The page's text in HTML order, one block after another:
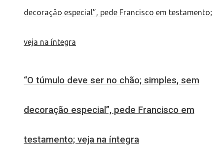
“O túmulo deve ser no chão; simples, sem
decoração especial”, pede Francisco em
testamento; veja na íntegra